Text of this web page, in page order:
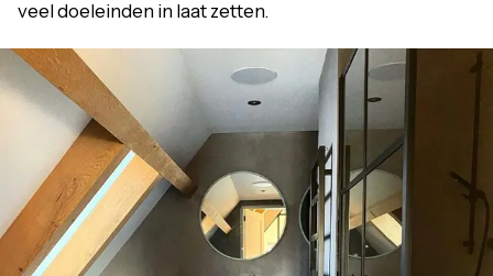
veel doeleinden in laat zetten.